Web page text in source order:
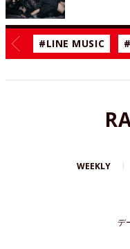
#LINE MUSIC
WEEKLY
デ